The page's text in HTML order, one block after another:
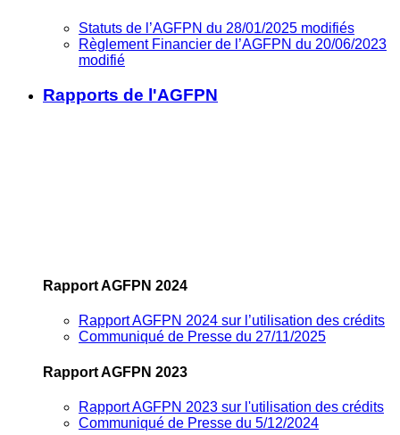
Statuts de l’AGFPN du 28/01/2025 modifiés
Règlement Financier de l’AGFPN du 20/06/2023
modifié
Rapports de l'AGFPN
Rapport AGFPN 2024
Rapport AGFPN 2024 sur l’utilisation des crédits
Communiqué de Presse du 27/11/2025
Rapport AGFPN 2023
Rapport AGFPN 2023 sur l'utilisation des crédits
Communiqué de Presse du 5/12/2024